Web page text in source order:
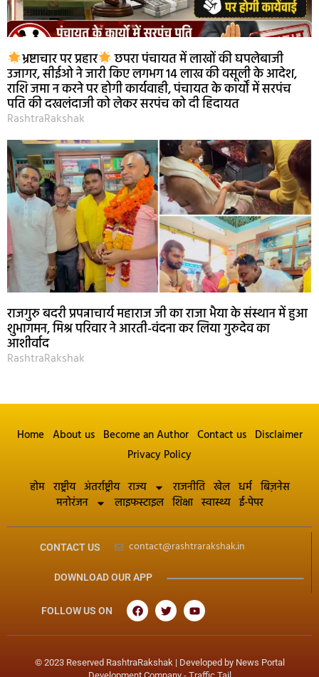
भ्रष्टाचार पर प्रहार छपरा पंचायत में लाखों की घपलेबाजी
उजागर, सीईओ ने जारी किए लगभग 14 लाख की वसूली के आदेश,
राशि जमा न करने पर होगी कार्यवाही, पंचायत के कार्यों में सरपंच
पति की दखलंदाजी को लेकर सरपंच को दी हिदायत
RashtraRakshak
राजगुरु बदरी प्रपन्नाचार्य महाराज जी का राजा भैया के संस्थान में हुआ
शुभागमन, मिश्र परिवार ने आरती-वंदना कर लिया गुरुदेव का
आशीर्वाद
RashtraRakshak
Home About us Become an Author Contact us Disclaimer
Privacy Policy
होम राष्ट्रीय अंतर्राष्ट्रीय राज्य राजनीति खेल धर्म बिज़नेस
मनोरंजन
लाइफस्टाइल शिक्षा स्वास्थ्य ई-पेपर
CONTACT US contact@rashtrarakshak.in
DOWNLOAD OUR APP
FOLLOW US ON
© 2023 Reserved RashtraRakshak | Developed by News Portal